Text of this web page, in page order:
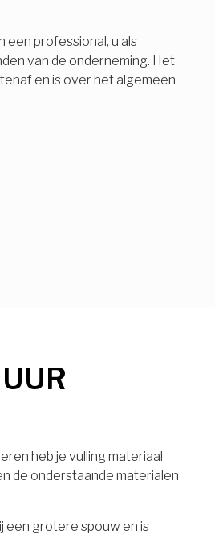
een professional, u als
van de onderneming. Het
en is over het algemeen
heb je vulling materiaal
de onderstaande materialen
een grotere spouw en is